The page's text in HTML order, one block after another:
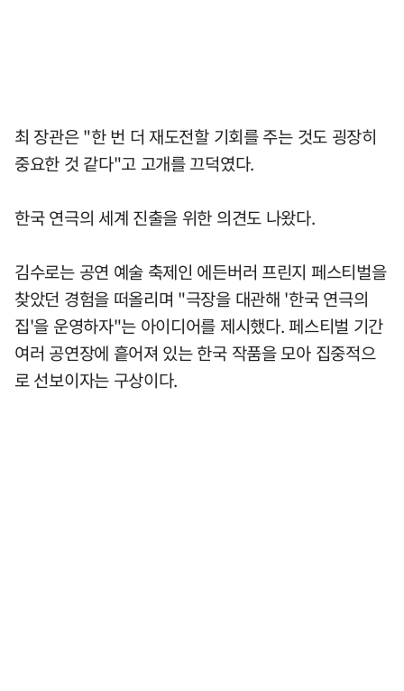
최 장관은 "한 번 더 재도전할 기회를 주는 것도 굉장히
중요한 것 같다"고 고개를 끄덕였다.
한국 연극의 세계 진출을 위한 의견도 나왔다.
김수로는 공연 예술 축제인 에든버러 프린지 페스티벌을
찾았던 경험을 떠올리며 "극장을 대관해 '한국 연극의
집'을 운영하자"는 아이디어를 제시했다. 페스티벌 기간
여러 공연장에 흩어져 있는 한국 작품을 모아 집중적으
로 선보이자는 구상이다.